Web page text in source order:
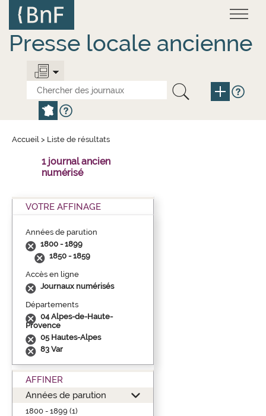
contenu
principal
Presse locale ancienne
Accueil > Liste de résultats
1 journal ancien
numérisé
VOTRE AFFINAGE
Années de parution
1800 - 1899
1850 - 1859
Accès en ligne
Journaux numérisés
Départements
04 Alpes-de-Haute-
Provence
05 Hautes-Alpes
83 Var
AFFINER
Années de parution
1800 - 1899 (1)
Panneau de gestion des cookies